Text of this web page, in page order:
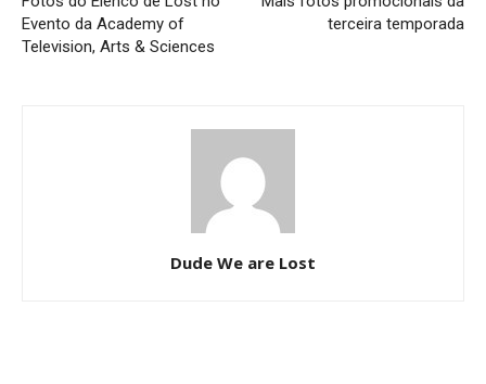
Evento da Academy of
Television, Arts & Sciences
terceira temporada
Dude We are Lost